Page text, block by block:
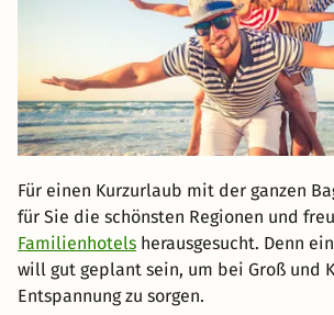
Für einen Kurzurlaub mit der ganzen
für Sie die schönsten Regionen und
Familienhotels herausgesucht. Denn ein
will gut geplant sein, um bei Groß und
Entspannung zu sorgen.